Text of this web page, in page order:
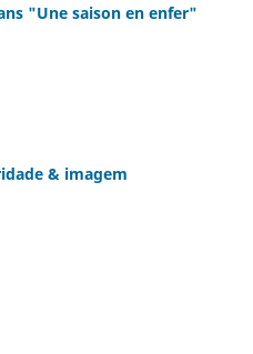
"Une saison en enfer"
& imagem